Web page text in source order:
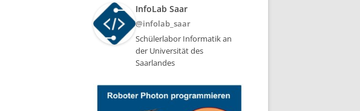
InfoLab Saar
@infolab_saar
Schülerlabor Informatik an
der Universität des
Saarlandes